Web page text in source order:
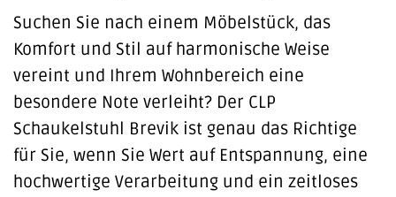
Suchen Sie nach einem Möbelstück, das
Komfort und Stil auf harmonische Weise
vereint und Ihrem Wohnbereich eine
besondere Note verleiht? Der CLP
Schaukelstuhl Brevik ist genau das Richtige
für Sie, wenn Sie Wert auf Entspannung, eine
hochwertige Verarbeitung und ein zeitloses